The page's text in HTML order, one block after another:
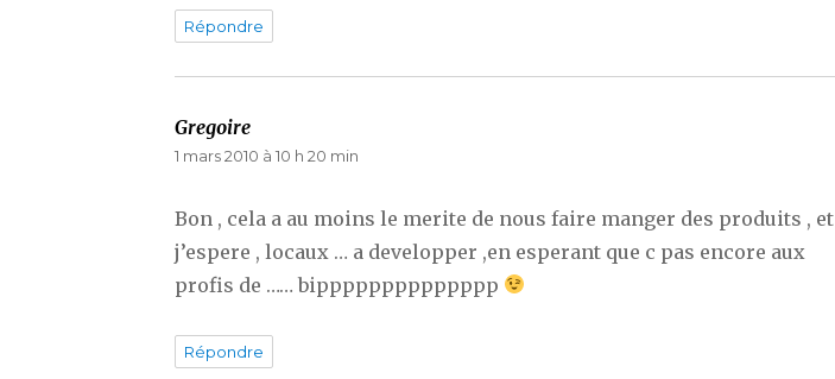
Répondre
Gregoire
1 mars 2010 à 10 h 20 min
Bon , cela a au moins le merite de nous faire manger des produits , et
j’espere , locaux … a developper ,en esperant que c pas encore aux
profis de …… bipppppppppppppp
Répondre